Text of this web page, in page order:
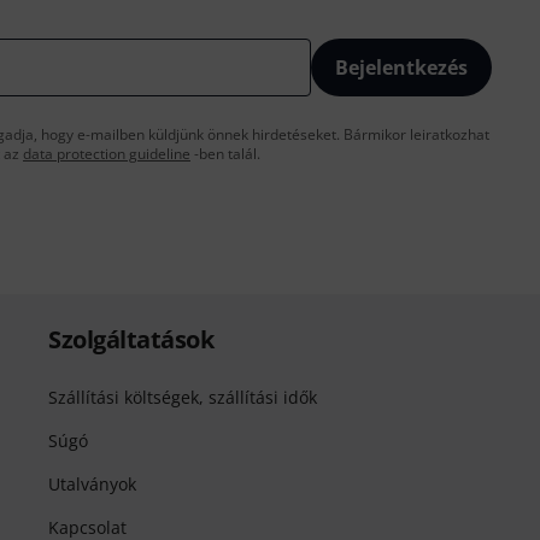
Bejelentkezés
hogy e-mailben küldjünk önnek hirdetéseket. Bármikor leiratkozhat
data protection guideline -ben talál.
Szolgáltatások
Szállítási költségek, szállítási idők
Súgó
Utalványok
Kapcsolat